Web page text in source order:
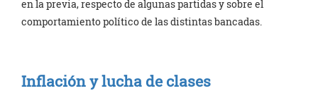
en la previa, respecto de algunas partidas y sobre el
comportamiento político de las distintas bancadas.
Inflación y lucha de clases